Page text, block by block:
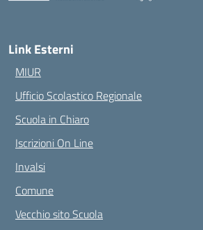
Link Esterni
MIUR
Ufficio Scolastico Regionale
Scuola in Chiaro
Iscrizioni On Line
Invalsi
Comune
Vecchio sito Scuola